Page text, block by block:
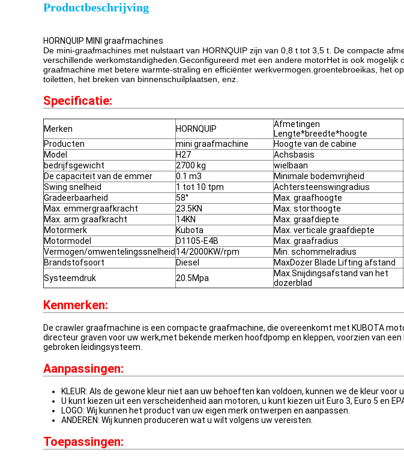
Productbeschrijving
HORNQUIP MINI graafmachines
De mini-graafmachines met nulstaart van HORNQUIP zijn van 0,8 t tot 3,5 t. De compacte
verschillende werkomstandigheden.Geconfigureerd met een andere motorHet is ook
graafmachine met betere warmte-straling en efficiënter werkvermogen.groentebroeikas, het
toiletten, het breken van binnenschuilplaatsen, enz.
Specificatie:
Merken HORNQUIP
Afmetingen
Lengte*breedte*hoogte
Producten
mini graafmachine Hoogte van de cabine
Model
H27 Achsbasis
bedrijfsgewicht
2700 kg wielbaan
De capaciteit van de emmer
0.1 m3 Minimale bodemvrijheid
Swing snelheid
1 tot 10 tpm Achtersteenswingradius
Gradeerbaarheid
58° Max. graafhoogte
Max. emmergraafkracht
23.5KN Max. storthoogte
Max. arm graafkracht
14KN Max. graafdiepte
Motormerk
Kubota Max. verticale graafdiepte
Motormodel
D1105-E4B Max. graafradius
Vermogen/omwentelingssnelheid 14/2000KW/rpm Min. schommelradius
Brandstofsoort
Diesel MaxDozer Blade Lifting afstand
Systeemdruk
20.5Mpa
Max.Snijdingsafstand van het
dozerblad
Kenmerken:
De crawler graafmachine is een compacte graafmachine, die overeenkomt met KUBOTA
directeur graven voor uw werk,met bekende merken hoofdpomp en kleppen, voorzien van
gebroken leidingsysteem.
Aanpassingen:
KLEUR: Als de gewone kleur niet aan uw behoeften kan voldoen, kunnen we de kleur voor
U kunt kiezen uit een verscheidenheid aan motoren, u kunt kiezen uit Euro 3, Euro 5 en
LOGO: Wij kunnen het product van uw eigen merk ontwerpen en aanpassen.
ANDEREN: Wij kunnen produceren wat u wilt volgens uw vereisten.
Toepassingen: